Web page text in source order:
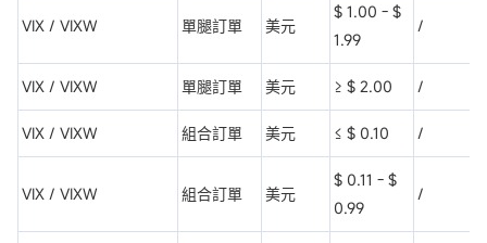
VIX / VIXW 單腿訂單 美元
$ 1.00 - $
1.99
/
VIX / VIXW 單腿訂單 美元 ≥ $ 2.00 /
VIX / VIXW 組合訂單 美元 ≤ $ 0.10 /
VIX / VIXW 組合訂單 美元
$ 0.11 - $
0.99
/